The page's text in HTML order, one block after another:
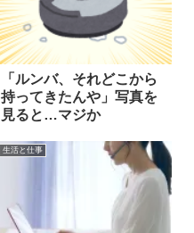
「ルンバ、それどこから
持ってきたんや」写真を
見ると…マジか
生活と仕事